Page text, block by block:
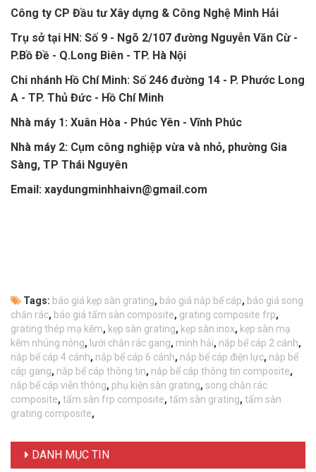
Công ty CP Đầu tư Xây dựng & Công Nghệ Minh Hải
Trụ sở tại HN: Số 9 - Ngõ 2/107 đường Nguyễn Văn Cừ -
P.Bồ Đề - Q.Long Biên - TP. Hà Nội
Chi nhánh Hồ Chí Minh: Số 246 đường 14 - P. Phước Long
A - TP. Thủ Đức - Hồ Chí Minh
Nhà máy 1: Xuân Hòa - Phúc Yên - Vĩnh Phúc
Nhà máy 2: Cụm công nghiệp vừa và nhỏ, phường Gia
Sàng, TP Thái Nguyên
Email: xaydungminhhaivn@gmail.com
Tags: báo giá kẹp sàn grating, báo giá nắp bể cáp, báo giá song
chắn rác, báo giá tấm sàn composite, grating composite frp,
grating thép mạ kẽm, kẹp sàn grating, kẹp sàn inox, kẹp sàn mạ
kẽm nhúng nóng, lưới chắn rác gang, minh hải, nắp bể cáp 2 cánh,
nắp bể cáp 4 cánh, nắp bể cáp 6 cánh, nắp bể cáp điện lực, nắp bể
cáp gang, nắp bể cáp thông tin, nắp bể cáp thông tin composite,
nắp bể cáp viễn thông, phụ kiện sàn grating, song chắn rác
composite, tấm sàn frp composite, tấm sàn grating, tấm sàn
grating composite,
DANH MỤC TIN